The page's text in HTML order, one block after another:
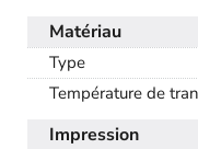
Matériau
Type
Température de
Impression